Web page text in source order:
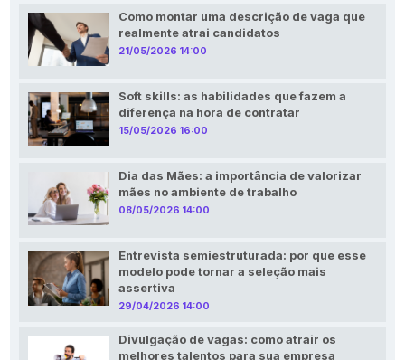
Como montar uma descrição de vaga que
realmente atrai candidatos
21/05/2026 14:00
Soft skills: as habilidades que fazem a
diferença na hora de contratar
15/05/2026 16:00
Dia das Mães: a importância de valorizar
mães no ambiente de trabalho
08/05/2026 14:00
Entrevista semiestruturada: por que esse
modelo pode tornar a seleção mais
assertiva
29/04/2026 14:00
Divulgação de vagas: como atrair os
melhores talentos para sua empresa